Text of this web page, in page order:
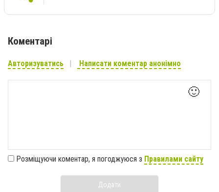
Коментарі
Авторизуватись Написати коментар анонімно
🙂
Розміщуючи коментар, я погоджуюся з Правилами сайту
Додати